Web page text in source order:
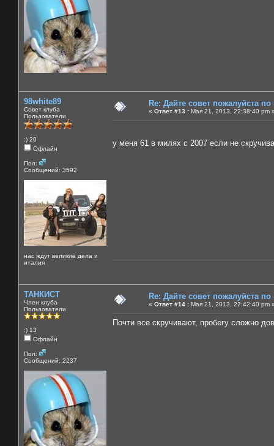
98white89
Совет клуба
Пользователи
:) 20
Офлайн
Пол:
Сообщений: 3592
нас ждут великие дела и
италия
Re: Дайте совет пожалуйста
« Ответ #13 : Мая 21, 2013, 22:38:40 pm
у меня 61 в милях с 2007 если не
ТАНКИСТ
Член клуба
Пользователи
:) 13
Офлайн
Пол:
Сообщений: 2237
Re: Дайте совет пожалуйста
« Ответ #14 : Мая 21, 2013, 22:42:40 pm
Почти все скручивают, пробегу сложно